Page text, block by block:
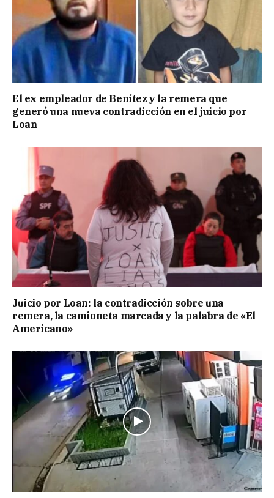
El ex empleador de Benítez y la remera que
generó una nueva contradicción en el juicio por
Loan
Juicio por Loan: la contradicción sobre una
remera, la camioneta marcada y la palabra de «El
Americano»